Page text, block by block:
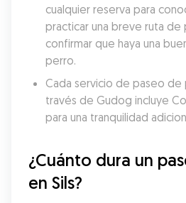
cualquier reserva para
practicar una breve ruta de
confirmar que haya una
perro.
Cada servicio de paseo de
través de Gudog incluye
para una tranquilidad
¿Cuánto dura un
en Sils?